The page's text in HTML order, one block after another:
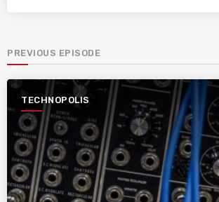
PREVIOUS EPISODE
TECHNOPOLIS